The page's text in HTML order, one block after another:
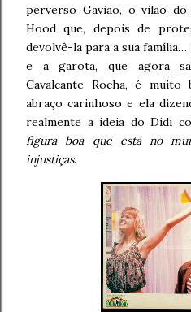
perverso Gavião, o vilão
Hood que, depois de
devolvê-la para a sua família…
e a garota, que agora
Cavalcante Rocha, é
abraço carinhoso e ela
realmente a ideia do Didi
figura boa que está no
injustiças.